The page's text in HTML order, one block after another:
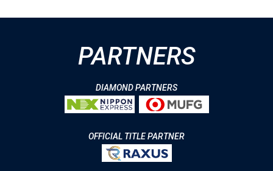
PARTNERS
DIAMOND PARTNERS
OFFICIAL TITLE PARTNER